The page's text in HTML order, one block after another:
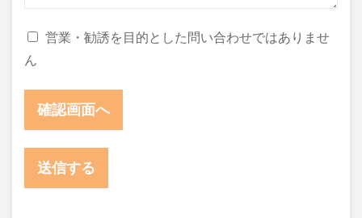
営業・勧誘を目的とした問い合わせではありませ
ん